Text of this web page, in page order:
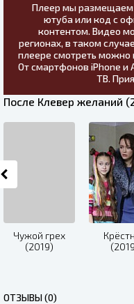
Плеер мы размещаем
ютуба или код с
контентом. Видео
регионах, в таком
плеере смотреть можно
От смартфонов iPhone и
ТВ.
После Клевер желаний
Чужой грех
(2019)
ОТЗЫВЫ (0)